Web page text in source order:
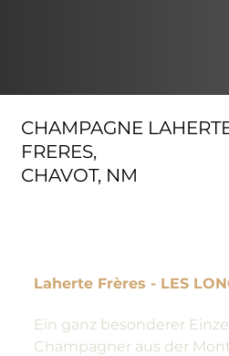
CHAMPAGNE
FRERES,
CHAVOT, NM
Laherte Frères - LES
Ein ganz besonderer
Champagner aus der